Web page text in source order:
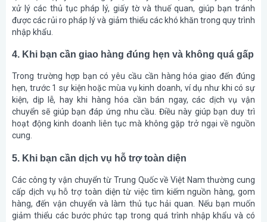
xử lý các thủ tục pháp lý, giấy tờ và thuế quan, giúp bạn tránh
được các rủi ro pháp lý và giảm thiểu các khó khăn trong quy trình
nhập khẩu.
4. Khi bạn cần giao hàng đúng hẹn và không quá gấp
Trong trường hợp bạn có yêu cầu cần hàng hóa giao đến đúng
hẹn, trước 1 sự kiện hoặc mùa vụ kinh doanh, ví dụ như khi có sự
kiện, dịp lễ, hay khi hàng hóa cần bán ngay, các dịch vụ vận
chuyển sẽ giúp bạn đáp ứng nhu cầu. Điều này giúp bạn duy trì
hoạt động kinh doanh liên tục mà không gặp trở ngại về nguồn
cung.
5. Khi bạn cần dịch vụ hỗ trợ toàn diện
Các công ty vận chuyển từ Trung Quốc về Việt Nam thường cung
cấp dịch vụ hỗ trợ toàn diện từ việc tìm kiếm nguồn hàng, gom
hàng, đến vận chuyển và làm thủ tục hải quan. Nếu bạn muốn
giảm thiểu các bước phức tạp trong quá trình nhập khẩu và có